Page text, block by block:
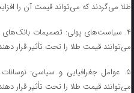
طلا می‌گردند که می‌تواند قیمت آن را
۴. سیاست‌های پولی: تصمیمات بانک‌های
می‌توانند قیمت طلا را تحت تأثیر قرار دهند.
۵. عوامل جغرافیایی و سیاسی:
می‌توانند قیمت طلا را تحت تأثیر قرار دهند.